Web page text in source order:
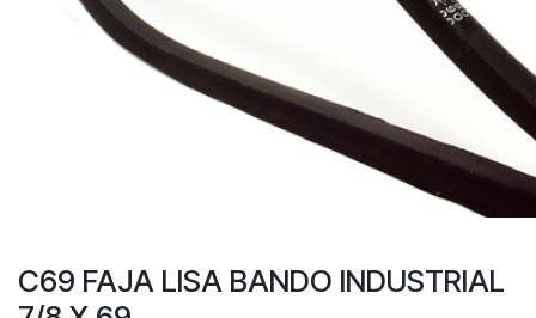
C69 FAJA LISA BANDO INDUSTRIAL